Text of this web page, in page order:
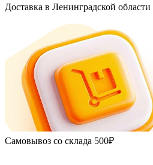
Доставка в Ленинградской области
Самовывоз со склада 500₽